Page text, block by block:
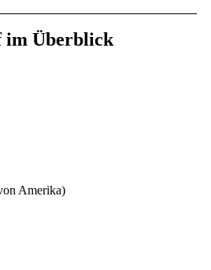
im Überblick
Amerika)